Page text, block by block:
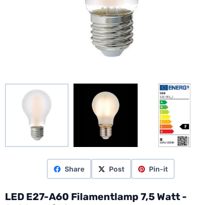
Share Post Pin-it
LED E27-A60 Filamentlamp 7,5 Watt -